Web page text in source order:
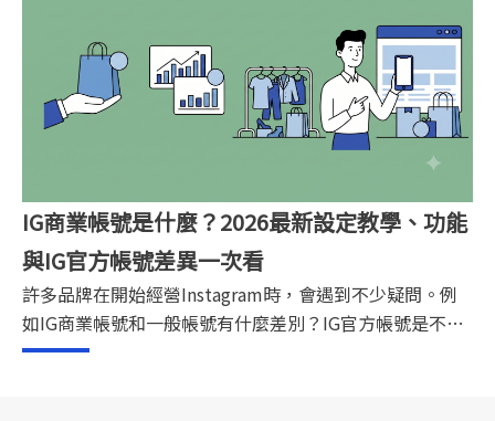
IG商業帳號是什麼？2026最新設定教學、功能
與IG官方帳號差異一次看
許多品牌在開始經營Instagram時，會遇到不少疑問。例
如IG商業帳號和一般帳號有什麼差別？IG官方帳號是不是
另一種帳號類型？商業帳號需要付費嗎？設定完成後，又